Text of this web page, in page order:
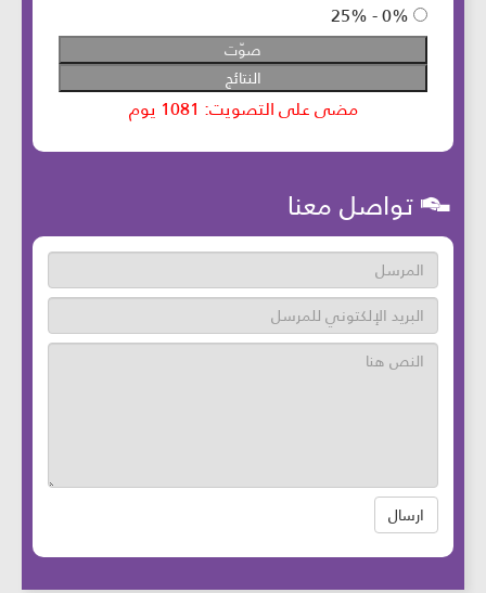
تواصل معنا
ارسال